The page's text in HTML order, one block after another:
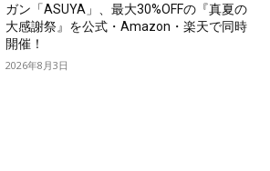
ガン「ASUYA」、最大30%OFFの『真夏の
大感謝祭』を公式・Amazon・楽天で同時
開催！
2026年8月3日